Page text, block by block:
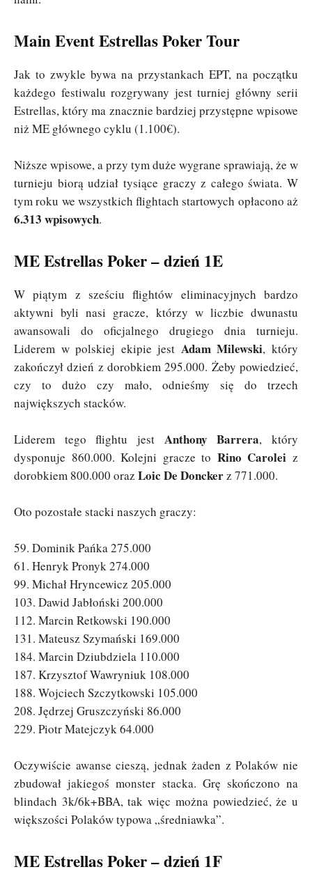
Main Event Estrellas Poker Tour
Jak to zwykle bywa na przystankach EPT, na początku
każdego festiwalu rozgrywany jest turniej główny serii
Estrellas, który ma znacznie bardziej przystępne wpisowe
niż ME głównego cyklu (1.100€).
Niższe wpisowe, a przy tym duże wygrane sprawiają, że w
turnieju biorą udział tysiące graczy z całego świata. W
tym roku we wszystkich flightach startowych opłacono aż
6.313 wpisowych.
ME Estrellas Poker – dzień 1E
W piątym z sześciu flightów eliminacyjnych bardzo
aktywni byli nasi gracze, którzy w liczbie dwunastu
awansowali do oficjalnego drugiego dnia turnieju.
Liderem w polskiej ekipie jest Adam Milewski, który
zakończył dzień z dorobkiem 295.000. Żeby powiedzieć,
czy to dużo czy mało, odnieśmy się do trzech
największych stacków.
Liderem tego flightu jest Anthony Barrera, który
dysponuje 860.000. Kolejni gracze to Rino Carolei z
dorobkiem 800.000 oraz Loic De Donckerz 771.000.
Oto pozostałe stacki naszych graczy:
59. Dominik Pańka 275.000
61. Henryk Pronyk 274.000
99. Michał Hryncewicz 205.000
103. Dawid Jabłoński 200.000
112. Marcin Retkowski 190.000
131. Mateusz Szymański 169.000
184. Marcin Dziubdziela 110.000
187. Krzysztof Wawryniuk 108.000
188. Wojciech Szczytkowski 105.000
208. Jędrzej Gruszczyński 86.000
229. Piotr Matejczyk 64.000
Oczywiście awanse cieszą, jednak żaden z Polaków nie
zbudował jakiegoś monster stacka. Grę skończono na
blindach 3k/6k+BBA, tak więc można powiedzieć, że u
większości Polaków typowa „średniawka”.
ME Estrellas Poker – dzień 1F